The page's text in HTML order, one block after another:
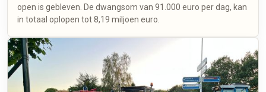
open is gebleven. De dwangsom van 91.000 euro per dag, kan
in totaal oplopen tot 8,19 miljoen euro.